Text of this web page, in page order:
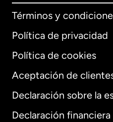
Términos y
Política de privacidad
Política de cookies
Aceptación de
Declaración sobre la
Declaración financiera
Internacional